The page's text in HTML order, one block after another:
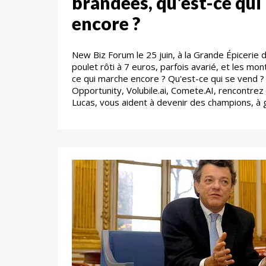
encore ?
New Biz Forum le 25 juin, à la Grande Épicerie
poulet rôti à 7 euros, parfois avarié, et les
ce qui marche encore ? Qu'est-ce qui se vend
Opportunity, Volubile.ai, Comete.AI,
Lucas, vous aident à devenir des champions,